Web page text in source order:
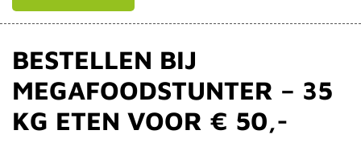
BESTELLEN BIJ
MEGAFOODSTUNTER – 35
KG ETEN VOOR € 50,-